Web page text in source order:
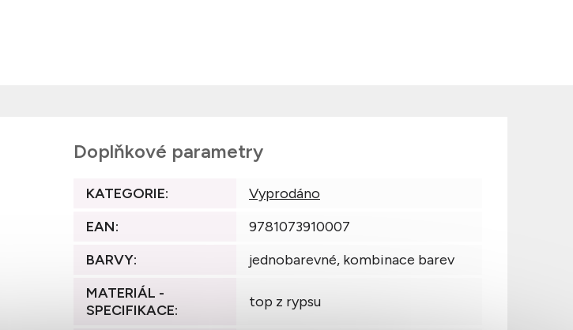
Doplňkové parametry
KATEGORIE:
Vyprodáno
EAN:
9781073910007
BARVY:
jednobarevné, kombinace barev
MATERIÁL -
SPECIFIKACE: top z rypsu